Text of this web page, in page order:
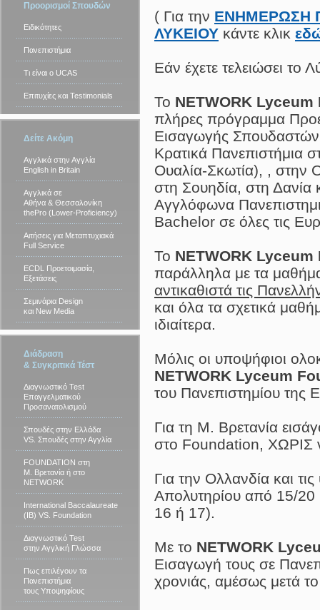
Προορισμοί Σπουδών
Ειδικότητες
Πανεπιστήμια
Τι είναι ο UCAS
Επιτυχίες και Testimonials
Δείτε Ακόμη
Αγγλικά στην Αγγλία
English in Britain
Αγγλικά σε
Αθήνα & Θεσσαλονίκη
thePro (Lower-Proficiency)
Αιτήσεις για Μεταπτυχιακά
Full Service
ECDL Προετοιμασία,
Εξετάσεις
Σεμινάρια Design
και New Media
Διάδραση
& Συγκριτικά Τέστ
Διαγνωστικό Test
Επαγγελματικού
Προσανατολισμού
Σπουδές στην Ελλάδα
VS. Σπουδές στην Αγγλία
FOUNDATION στη
Μ. Βρετανία ή στο
NETWORK
International Baccalaureate
(IB) VS. Foundation
Διαγνωστικό Test
στην Αγγλική Γλώσσα
Πως επιλέγουν τα
Πανεπιστήμια
τους Υποψηφίους
( Για την ΕΝΗΜΕΡΩΣΗ
ΛΥΚΕΙΟΥ κάντε κλικ
Εάν έχετε τελειώσει το
Το NETWORK
πλήρες πρόγραμμα
Εισαγωγής Σπουδαστών
Κρατικά Πανεπιστήμια
Ουαλία-Σκωτία), , στην
στη Σουηδία, στη Δανία
Αγγλόφωνα
Bachelor σε όλες τις
Το NETWORK
παράλληλα με τα
αντικαθιστά τις
και όλα τα σχετικά
ιδιαίτερα.
Μόλις οι υποψήφιοι
NETWORK Lyceum
του Πανεπιστημίου της
Για τη Μ. Βρετανία
στο Foundation, ΧΩΡΙΣ
Για την Ολλανδία και
Απολυτηρίου από 15/20
16 ή 17).
Με το NETWORK
Εισαγωγή τους σε
χρονιάς, αμέσως μετά